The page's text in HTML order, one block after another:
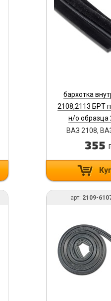
бархотка
2108,2113 БРТ
н/о образца
6103320-
ВАЗ 2108,
355
арт: 2109-